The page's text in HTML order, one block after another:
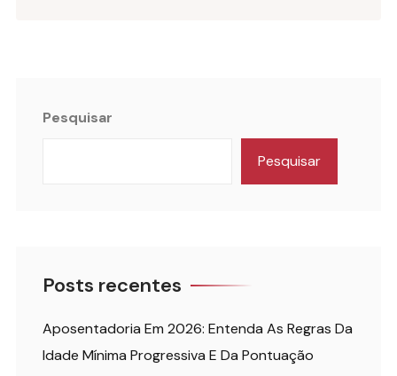
Pesquisar
Pesquisar
Posts recentes
Aposentadoria Em 2026: Entenda As Regras Da
Idade Mínima Progressiva E Da Pontuação